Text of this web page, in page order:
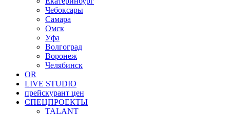
Чебоксары
Самара
Омск
Уфа
Волгоград
Воронеж
Челябинск
OR
LIVE STUDIO
прейскурант цен
СПЕЦПРОЕКТЫ
TALANT